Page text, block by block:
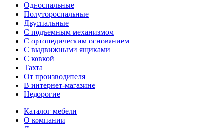
Односпальные
Полутороспальные
Двуспальные
С подъемным механизмом
С ортопедическим основанием
С выдвижными ящиками
С ковкой
Тахта
От производителя
В интернет-магазине
Недорогие
Каталог мебели
О компании